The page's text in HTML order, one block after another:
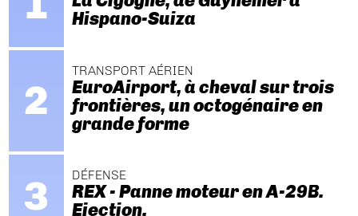
Hispano-Suiza
TRANSPORT AÉRIEN
EuroAirport, à cheval sur trois
frontières, un octogénaire en
grande forme
DÉFENSE
REX - Panne moteur en A-29B.
Ejection.